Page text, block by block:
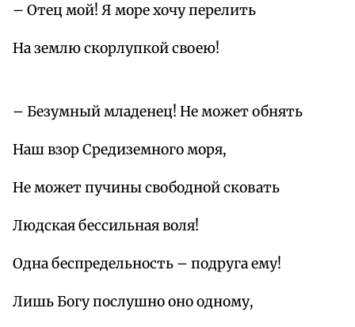
– Отец мой! Я море хочу перелить
На землю скорлупкой своею!
– Безумный младенец! Не может обнять
Наш взор Средиземного моря,
Не может пучины свободной сковать
Людская бессильная воля!
Одна беспредельность – подруга ему!
Лишь Богу послушно оно одному,